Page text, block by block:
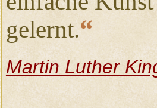
gelernt.“
Martin Luther